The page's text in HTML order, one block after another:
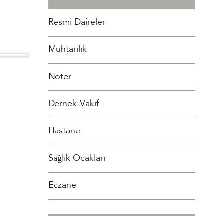
Resmi Daireler
Muhtarılık
Noter
Dernek-Vakıf
Hastane
Sağlık Ocakları
Eczane